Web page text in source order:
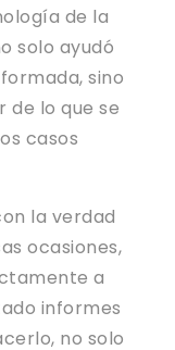
de la
solo ayudó
sino
de lo que se
casos
la verdad
ocasiones,
a
informes
no solo